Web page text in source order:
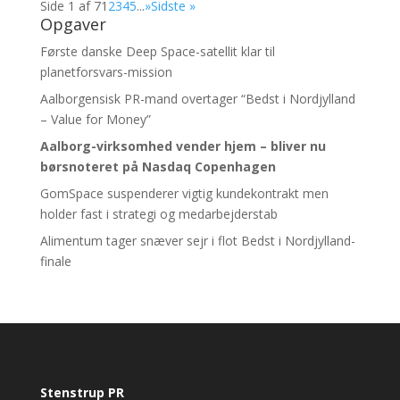
Side 1 af 71 2345...»Sidste »
Opgaver
Første danske Deep Space-satellit klar til
planetforsvars-mission
Aalborgensisk PR-mand overtager “Bedst i Nordjylland
– Value for Money”
Aalborg-virksomhed vender hjem – bliver nu
børsnoteret på Nasdaq Copenhagen
GomSpace suspenderer vigtig kundekontrakt men
holder fast i strategi og medarbejderstab
Alimentum tager snæver sejr i flot Bedst i Nordjylland-
finale
Stenstrup PR